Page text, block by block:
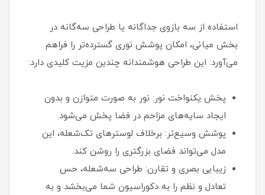
استفاده از سه بازوی جداگانه یا طراحی سه‌گانه در
بخش میانی، امکان پوشش نوری گسترده‌تر را فراهم
می‌آورد. این طراحی هوشمندانه چندین مزیت کلیدی دارد:
پخش یکنواخت نور: نور به صورت متوازن و بدون
ایجاد سایه‌های مزاحم در فضا پخش می‌شود.
پوشش وسیع‌تر: برخلاف لوسترهای تک‌شعله، این
مدل می‌تواند فضای بزرگتری را روشن کند.
زیبایی بصری و تقارن: طراحی سه‌شعله، حس
تعادل و نظم را به دکوراسیون شما می‌بخشد و به